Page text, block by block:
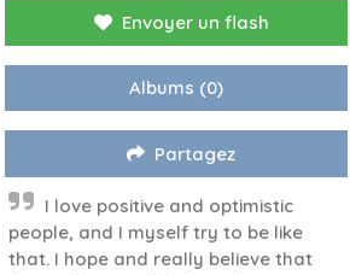
Envoyer un flash
Albums (0)
Partagez
I love positive and optimistic
people, and I myself try to be like
that. I hope and really believe that